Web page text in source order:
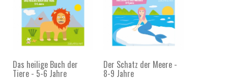
Das heilige Buch der
Tiere - 5-6 Jahre
Der Schatz der Meere -
8-9 Jahre